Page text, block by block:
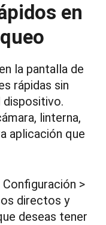
en
la pantalla de
rápidas sin
dispositivo.
linterna,
aplicación que
>
directos y
deseas tener